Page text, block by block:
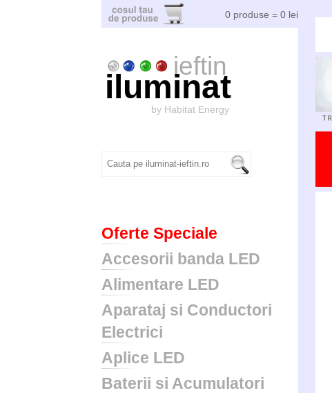
0 produse = 0 lei
ieftin
iluminat
by Habitat Energy
Oferte Speciale
Accesorii banda LED
Alimentare LED
Aparataj si Conductori
Electrici
Aplice LED
Baterii si Acumulatori